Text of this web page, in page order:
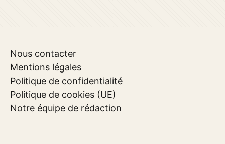
Nous contacter
Mentions légales
Politique de confidentialité
Politique de cookies (UE)
Notre équipe de rédaction